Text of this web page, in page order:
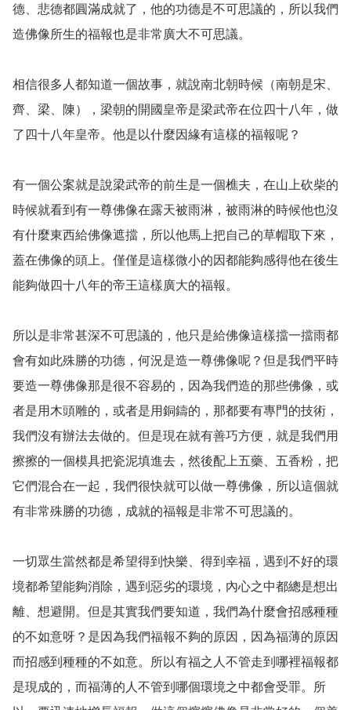
德、悲德都圓滿成就了，他的功德是不可思議的，所以我們
造佛像所生的福報也是非常廣大不可思議。
相信很多人都知道一個故事，就說南北朝時候（南朝是宋、
齊、梁、陳），梁朝的開國皇帝是梁武帝在位四十八年，做
了四十八年皇帝。他是以什麼因緣有這樣的福報呢？
有一個公案就是說梁武帝的前生是一個樵夫，在山上砍柴的
時候就看到有一尊佛像在露天被雨淋，被雨淋的時候他也沒
有什麼東西給佛像遮擋，所以他馬上把自己的草帽取下來，
蓋在佛像的頭上。僅僅是這樣微小的因都能夠感得他在後生
能夠做四十八年的帝王這樣廣大的福報。
所以是非常甚深不可思議的，他只是給佛像這樣擋一擋雨都
會有如此殊勝的功德，何況是造一尊佛像呢？但是我們平時
要造一尊佛像那是很不容易的，因為我們造的那些佛像，或
者是用木頭雕的，或者是用銅鑄的，那都要有專門的技術，
我們沒有辦法去做的。但是現在就有善巧方便，就是我們用
擦擦的一個模具把瓷泥填進去，然後配上五藥、五香粉，把
它們混合在一起，我們很快就可以做一尊佛像，所以這個就
有非常殊勝的功德，成就的福報是非常不可思議的。
一切眾生當然都是希望得到快樂、得到幸福，遇到不好的環
境都希望能夠消除，遇到惡劣的環境，內心之中都總是想出
離、想避開。但是其實我們要知道，我們為什麼會招感種種
的不如意呀？是因為我們福報不夠的原因，因為福薄的原因
而招感到種種的不如意。所以有福之人不管走到哪裡福報都
是現成的，而福薄的人不管到哪個環境之中都會受罪。所